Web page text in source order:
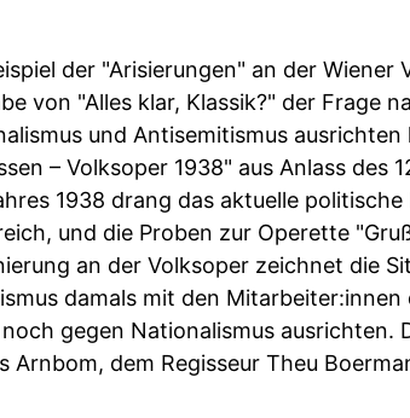
der "Arisierungen" an der
von "Alles klar, Klassik?" der Frage
und Antisemitismus
– Volksoper 1938" aus Anlass des
1938 drang das aktuelle
und die Proben zur Operette
an der Volksoper zeichnet die
damals mit den
gegen Nationalismus
Arnbom, dem Regisseur Theu